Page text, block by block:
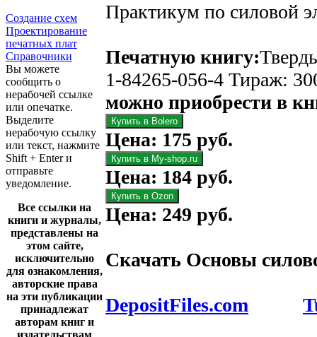
Создание схем
Проектирование
печатных плат
Справочники
Вы можете
сообщить о
нерабочей ссылке
или опечатке.
Выделите
нерабочую ссылку
или текст, нажмите
Shift + Enter и
отправьте
уведомление.
Все ссылки на
книги и журналы,
представлены на
этом сайте,
исключительно
для ознакомления,
авторские права
на эти публикации
принадлежат
авторам книг и
издательствам
Практикум по силовой
Печатную книгу:
1-84265-056-4 Тираж:
можно приобрести в
Цена: 175 руб.
Цена: 184 руб.
Цена: 249 руб.
Скачать Основы
DepositFiles.com